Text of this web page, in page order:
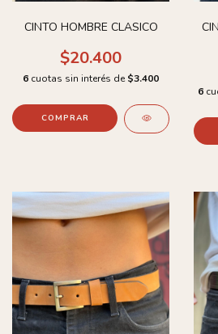
CINTO HOMBRE CLASICO
$20.400
6 cuotas sin interés de $3.400
COMPRAR
6